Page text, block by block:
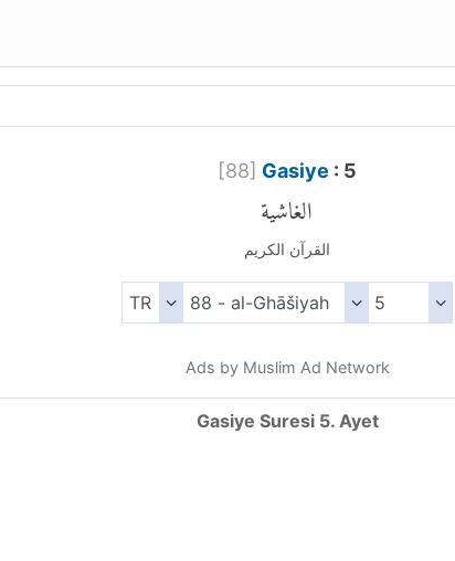
[88] Gasiye : 5
الغاشية
القرآن الكريم
Ads by Muslim Ad Network
Gasiye Suresi 5. Ayet